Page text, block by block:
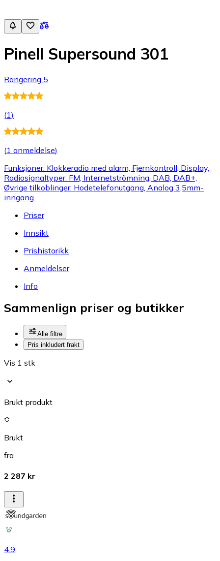
Pinell Supersound 301
Rangering 5
(1)
(1 anmeldelse)
Funksjoner: Klokkeradio med alarm, Fjernkontroll, Display,
Radiosignaltyper: FM, Internetströmning, DAB, DAB+,
Øvrige tilkoblinger: Hodetelefonutgang, Analog 3,5mm-
inngang
Priser
Innsikt
Prishistorikk
Anmeldelser
Info
Sammenlign priser og butikker
Alle filtre
Pris inkludert frakt
Vis 1 stk
Brukt produkt
Brukt
fra
2 287 kr
4.9